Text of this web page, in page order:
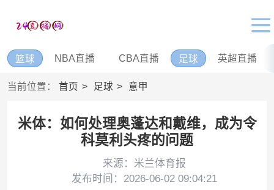
篮球 NBA直播 CBA直播 足球 英超直播
当前位置： 首页 足球 意甲
米体：如何处理奥蓬达和戴维，成为令
科莫利头疼的问题
来源：米兰体育报
发布时间：2026-06-02 09:04:21